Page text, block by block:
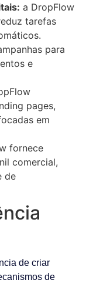
a DropFlow
tarefas
para
e
pages,
em
fornece
comercial,
de
de criar
de